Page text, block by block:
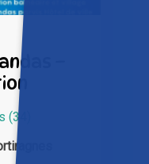
–
(34)